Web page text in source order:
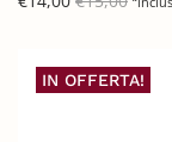
IN OFFERTA!